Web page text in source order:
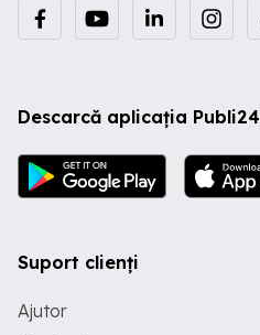
Descarcă aplicația Publi24
Suport clienți
Ajutor